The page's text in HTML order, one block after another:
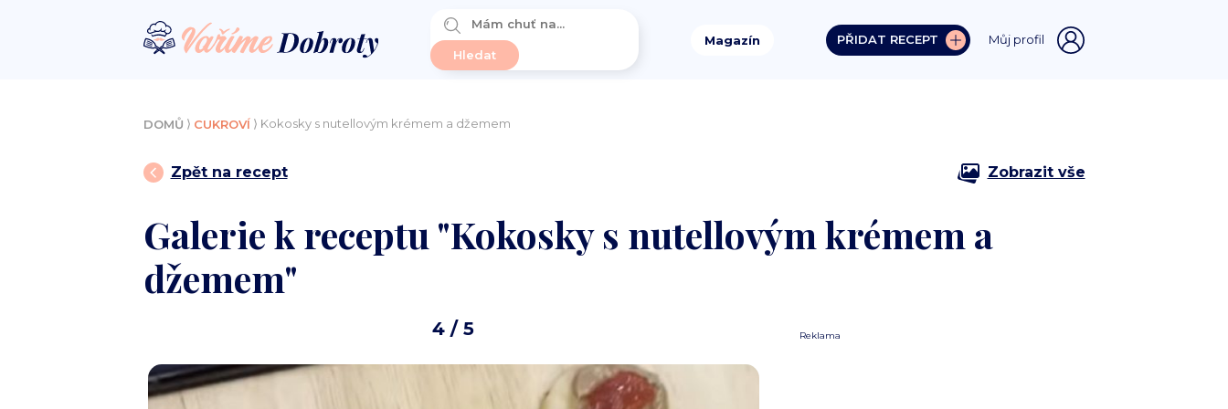
Magazín PŘIDAT RECEPT Můj profil
DOMŮ ⟩ CUKROVÍ⟩ Kokosky s nutellovým krémem a džemem
Zpět na recept Zobrazit vše
Galerie k receptu "Kokosky s nutellovým krémem a
džemem"
4 / 5 Reklama